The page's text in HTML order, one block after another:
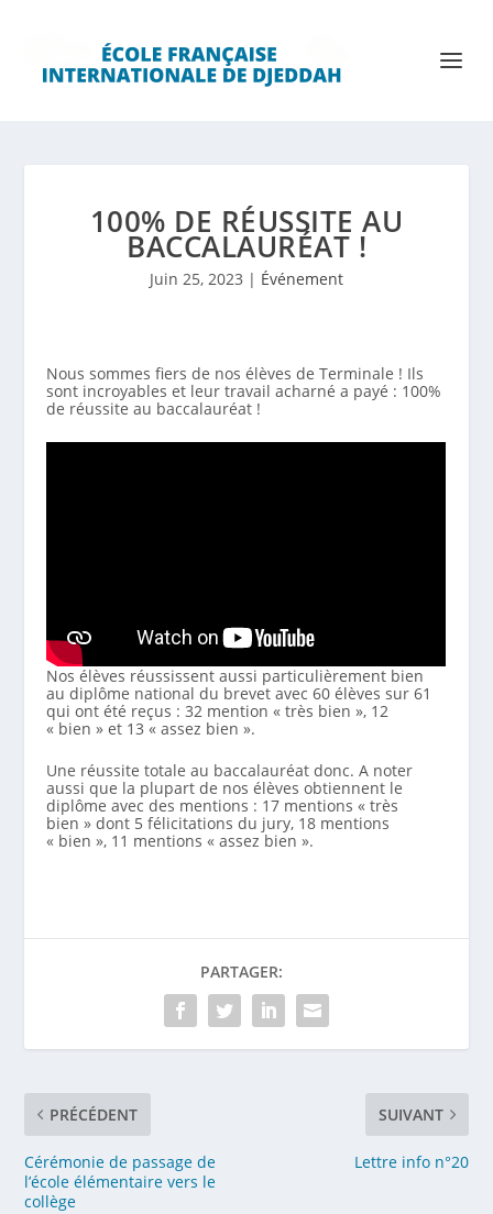
100% DE RÉUSSITE AU
BACCALAURÉAT !
Juin 25, 2023 | Événement
Nous sommes fiers de nos élèves de Terminale ! Ils
sont incroyables et leur travail acharné a payé : 100%
de réussite au baccalauréat !
Nos élèves réussissent aussi particulièrement bien
au diplôme national du brevet avec 60 élèves sur 61
qui ont été reçus : 32 mention « très bien », 12
« bien » et 13 « assez bien ».
Une réussite totale au baccalauréat donc. A noter
aussi que la plupart de nos élèves obtiennent le
diplôme avec des mentions : 17 mentions « très
bien » dont 5 félicitations du jury, 18 mentions
« bien », 11 mentions « assez bien ».
PARTAGER:
PRÉCÉDENT
Cérémonie de passage de
l’école élémentaire vers le
collège
SUIVANT
Lettre info n°20